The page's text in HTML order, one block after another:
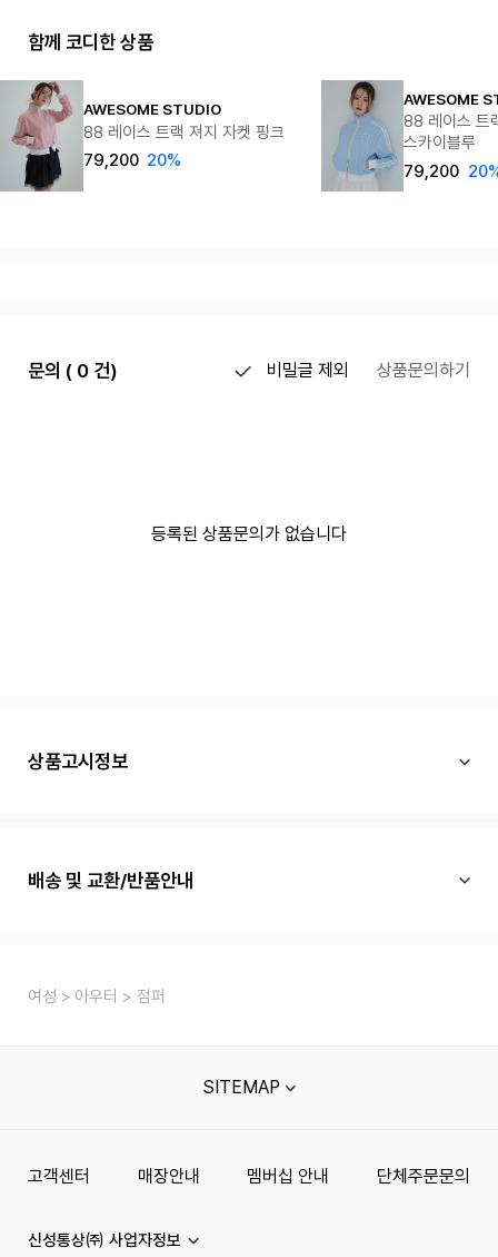
함께 코디한 상품
AWESOME STUDIO
88 레이스 트랙 져지 자켓 핑크
79,200 20%
AWESOME
88 레이스 트
스카이블루
79,200
문의 ( 0 건) 비밀글 제외 상품문의하기
등록된 상품문의가 없습니다
상품고시정보
배송 및 교환/반품안내
여성 아우터 점퍼
SITEMAP
고객센터 매장안내 멤버십 안내 단체주문문의
신성통상㈜ 사업자정보